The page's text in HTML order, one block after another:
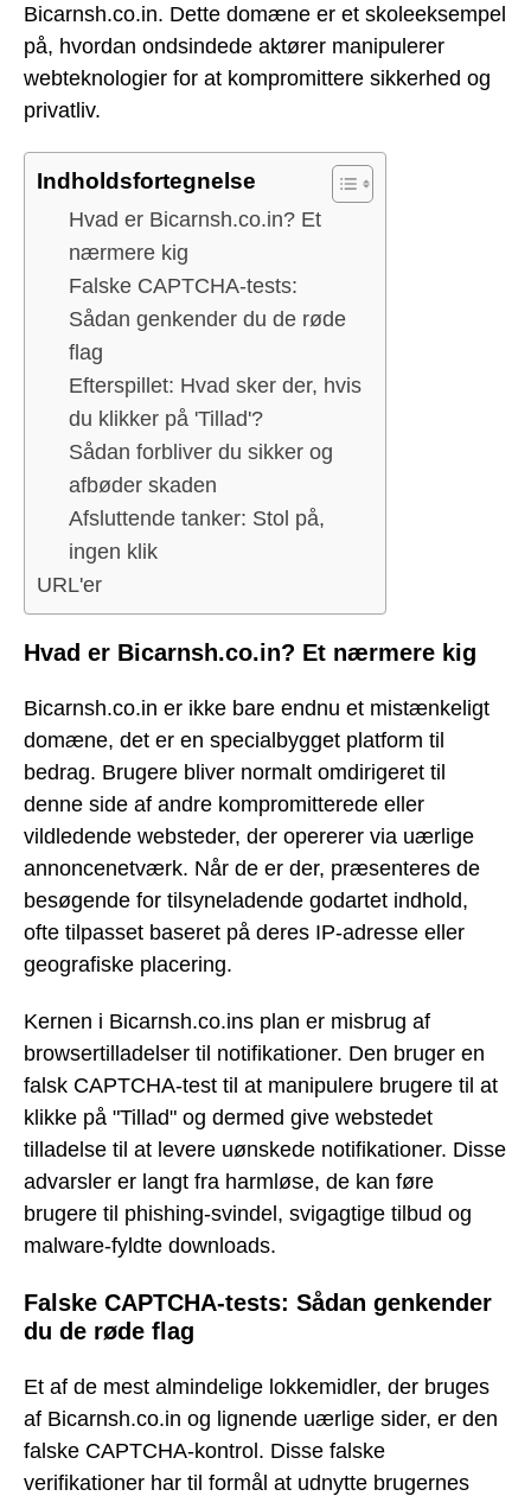
Bicarnsh.co.in. Dette domæne er et skoleeksempel
på, hvordan ondsindede aktører manipulerer
webteknologier for at kompromittere sikkerhed og
privatliv.
Indholdsfortegnelse
Hvad er Bicarnsh.co.in? Et
nærmere kig
Falske CAPTCHA-tests:
Sådan genkender du de røde
flag
Efterspillet: Hvad sker der, hvis
du klikker på 'Tillad'?
Sådan forbliver du sikker og
afbøder skaden
Afsluttende tanker: Stol på,
ingen klik
URL'er
Hvad er Bicarnsh.co.in? Et nærmere kig
Bicarnsh.co.in er ikke bare endnu et mistænkeligt
domæne, det er en specialbygget platform til
bedrag. Brugere bliver normalt omdirigeret til
denne side af andre kompromitterede eller
vildledende websteder, der opererer via uærlige
annoncenetværk. Når de er der, præsenteres de
besøgende for tilsyneladende godartet indhold,
ofte tilpasset baseret på deres IP-adresse eller
geografiske placering.
Kernen i Bicarnsh.co.ins plan er misbrug af
browsertilladelser til notifikationer. Den bruger en
falsk CAPTCHA-test til at manipulere brugere til at
klikke på "Tillad" og dermed give webstedet
tilladelse til at levere uønskede notifikationer. Disse
advarsler er langt fra harmløse, de kan føre
brugere til phishing-svindel, svigagtige tilbud og
malware-fyldte downloads.
Falske CAPTCHA-tests: Sådan genkender
du de røde flag
Et af de mest almindelige lokkemidler, der bruges
af Bicarnsh.co.in og lignende uærlige sider, er den
falske CAPTCHA-kontrol. Disse falske
verifikationer har til formål at udnytte brugernes